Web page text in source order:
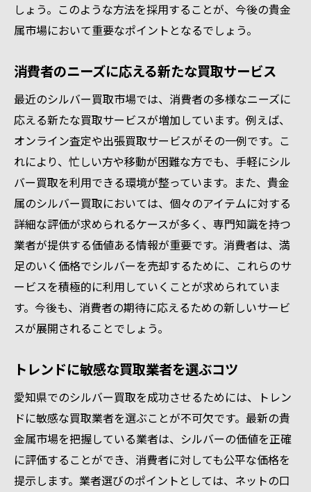
しょう。このような方法を採用することが、今後の貴金
属市場において重要なポイントとなるでしょう。
消費者のニーズに応える新たな買取サービス
最近のシルバー買取市場では、消費者の多様なニーズに
応える新たな買取サービスが増加しています。例えば、
オンライン査定や出張買取サービスがその一例です。こ
れにより、忙しい方や移動が困難な方でも、手軽にシル
バー買取を利用できる環境が整っています。また、貴金
属のシルバー買取においては、個々のアイテムに対する
詳細な評価が求められるケースが多く、専門知識を持つ
業者が提供する価値ある情報が重要です。消費者は、満
足のいく価格でシルバーを売却するために、これらのサ
ービスを積極的に利用していくことが求められていま
す。今後も、消費者の期待に応えるための新しいサービ
スが展開されることでしょう。
トレンドに敏感な買取業者を選ぶコツ
愛知県でのシルバー買取を成功させるためには、トレン
ドに敏感な買取業者を選ぶことが不可欠です。最新の貴
金属市場を把握している業者は、シルバーの価値を正確
に評価することができ、消費者に対しても公平な価格を
提示します。業者選びのポイントとしては、ネットの口